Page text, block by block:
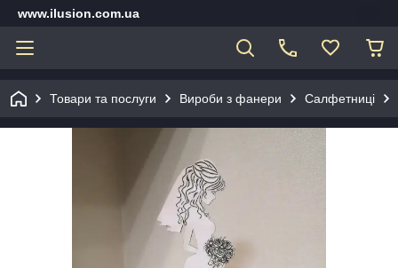
www.ilusion.com.ua
Товари та послуги Вироби з фанери Салфетниці